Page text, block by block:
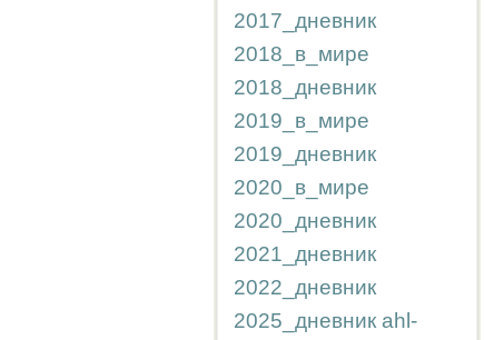
2017_дневник
2018_в_мире
2018_дневник
2019_в_мире
2019_дневник
2020_в_мире
2020_дневник
2021_дневник
2022_дневник
2025_дневник ahl-